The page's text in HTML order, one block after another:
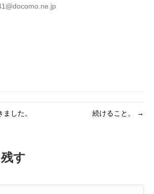
した。 続けること。 →
す